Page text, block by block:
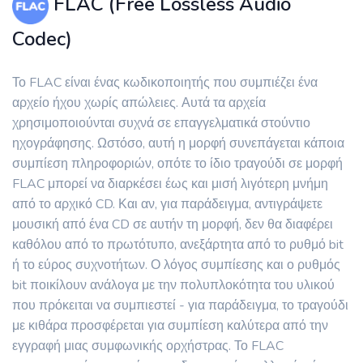
Codec)
Το FLAC είναι ένας κωδικοποιητής που συμπιέζει ένα
αρχείο ήχου χωρίς απώλειες. Αυτά τα αρχεία
χρησιμοποιούνται συχνά σε επαγγελματικά στούντιο
ηχογράφησης. Ωστόσο, αυτή η μορφή συνεπάγεται κάποια
συμπίεση πληροφοριών, οπότε το ίδιο τραγούδι σε μορφή
FLAC μπορεί να διαρκέσει έως και μισή λιγότερη μνήμη
από το αρχικό CD. Και αν, για παράδειγμα, αντιγράψετε
μουσική από ένα CD σε αυτήν τη μορφή, δεν θα διαφέρει
καθόλου από το πρωτότυπο, ανεξάρτητα από το ρυθμό bit
ή το εύρος συχνοτήτων. Ο λόγος συμπίεσης και ο ρυθμός
bit ποικίλουν ανάλογα με την πολυπλοκότητα του υλικού
που πρόκειται να συμπιεστεί - για παράδειγμα, το τραγούδι
με κιθάρα προσφέρεται για συμπίεση καλύτερα από την
εγγραφή μιας συμφωνικής ορχήστρας. Το FLAC